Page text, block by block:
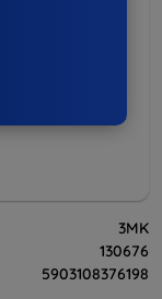
3MK
130676
5903108376198